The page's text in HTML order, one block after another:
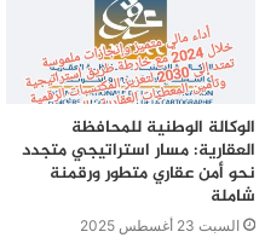
الوكالة الوطنية للمحافظة
العقارية: مسار استراتيجي متجدد
نحو أمن عقاري متطور ورقمنة
شاملة
السبت 23 أغسطس 2025